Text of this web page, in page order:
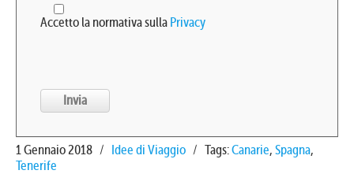
Accetto la normativa sulla Privacy
1 Gennaio 2018 / Idee di Viaggio / Tags:Canarie, Spagna,
Tenerife